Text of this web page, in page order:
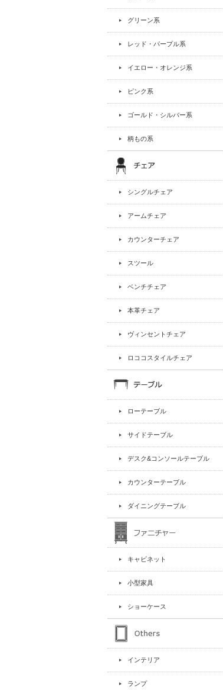
グリーン系
レッド・パープル系
イエロー・オレンジ系
ピンク系
ゴールド・シルバー系
柄もの系
シングルチェア
アームチェア
カウンターチェア
スツール
ベンチチェア
本革チェア
ヴィンセントチェア
ロココスタイルチェア
ローテーブル
サイドテーブル
デスク&コンソールテーブル
カウンターテーブル
ダイニングテーブル
キャビネット
小型家具
ショーケース
インテリア
ランプ